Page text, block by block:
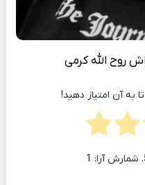
روح الله کرمی
به آن امتیاز دهید!
1